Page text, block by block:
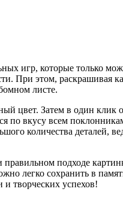
игр, которые только
При этом, раскрашивая
листе.
цвет. Затем в один клик
по вкусу всем
количества деталей,
подходе
легко сохранить в
творческих успехов!